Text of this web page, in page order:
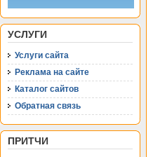
УСЛУГИ
Услуги сайта
Реклама на сайте
Каталог сайтов
Обратная связь
ПРИТЧИ